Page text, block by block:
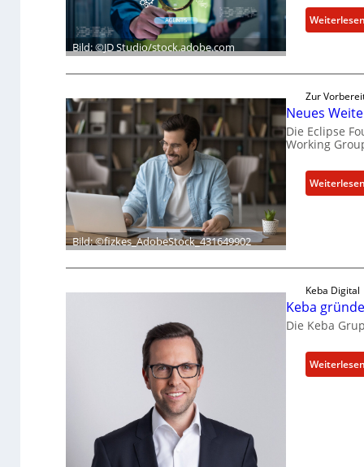
Bild: ©JD Studio/stock.adobe.com
Bild: ©fizkes_AdobeStock_431649902
Zur
Neues
Die Eclipse
Working
Keba Digital
Keba
Die Keba